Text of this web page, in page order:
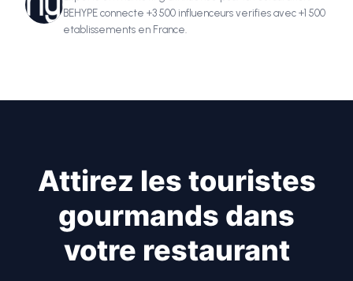
BEHYPE connecte +3 500 influenceurs verifies avec +1 500
etablissements en France.
Attirez les touristes
gourmands dans
votre restaurant